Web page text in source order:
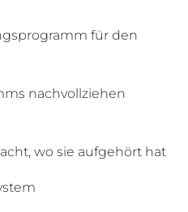
für den
nachvollziehen
wo sie aufgehört hat